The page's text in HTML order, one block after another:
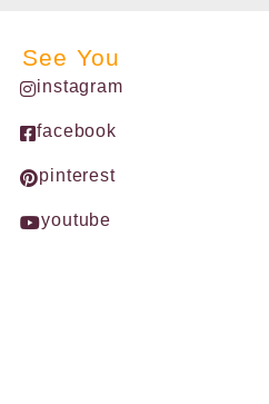
See You
instagram
facebook
pinterest
youtube